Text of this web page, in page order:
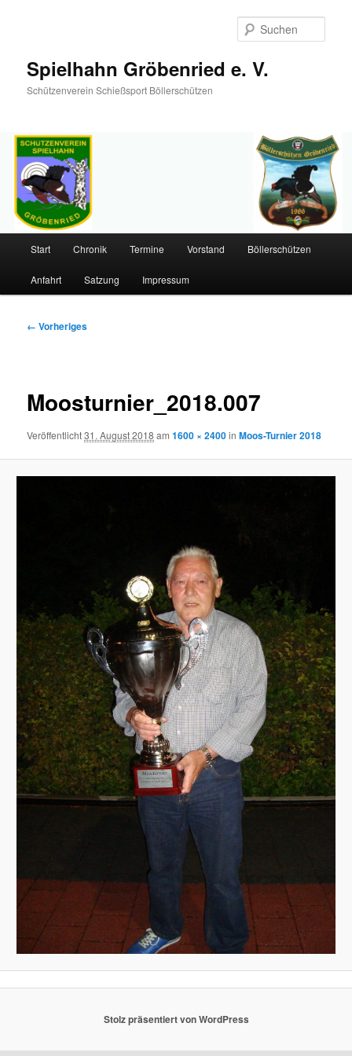
Spielhahn Gröbenried e. V.
Schützenverein Schießsport Böllerschützen
Zum
primären
Start Chronik Termine Vorstand Böllerschützen
Anfahrt Satzung Impressum
Bilder-
← Vorheriges
Moosturnier_2018.007
Veröffentlicht31. August 2018 am1600 × 2400inMoos-Turnier 2018
Stolz präsentiert von WordPress